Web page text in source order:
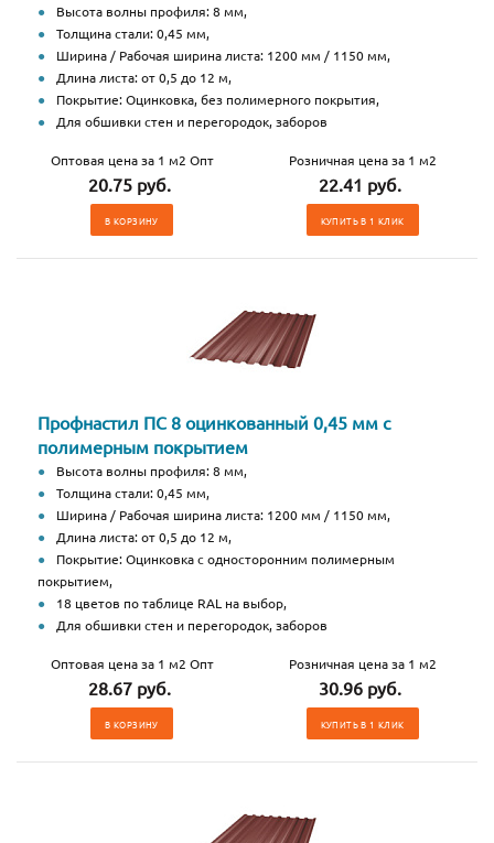
Высота волны профиля: 8 мм,
Толщина стали: 0,45 мм,
Ширина / Рабочая ширина листа: 1200 мм / 1150 мм,
Длина листа: от 0,5 до 12 м,
Покрытие: Оцинковка, без полимерного покрытия,
Для обшивки стен и перегородок, заборов
Оптовая цена за 1 м2 Опт
20.75 руб.
В КОРЗИНУ
Розничная цена за 1 м2
22.41 руб.
КУПИТЬ В 1 КЛИК
Профнастил ПС 8 оцинкованный 0,45 мм с
полимерным покрытием
Высота волны профиля: 8 мм,
Толщина стали: 0,45 мм,
Ширина / Рабочая ширина листа: 1200 мм / 1150 мм,
Длина листа: от 0,5 до 12 м,
Покрытие: Оцинковка с односторонним полимерным
покрытием,
18 цветов по таблице RAL на выбор,
Для обшивки стен и перегородок, заборов
Оптовая цена за 1 м2 Опт
28.67 руб.
В КОРЗИНУ
Розничная цена за 1 м2
30.96 руб.
КУПИТЬ В 1 КЛИК